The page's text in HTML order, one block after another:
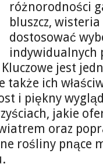
różnorodności
bluszcz,
dostosować
indywidualnych
jest
także ich
i piękny
jakie
wiatrem oraz
rośliny pnące